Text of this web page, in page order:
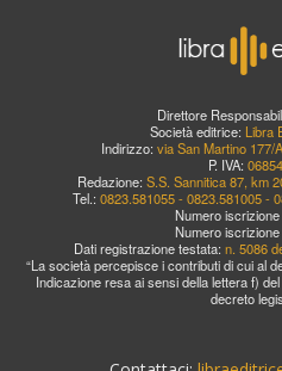
Direttore
Società editrice: Libra
Indirizzo: via San Martino 177/
P. IVA:
Redazione: S.S. Sannitica 87, km
Tel.: 0823.581055 - 0823.581005 -
Numero
Numero
Dati registrazione testata: n. 5086
“La società percepisce i contributi di cui al
Indicazione resa ai sensi della lettera f)
decreto